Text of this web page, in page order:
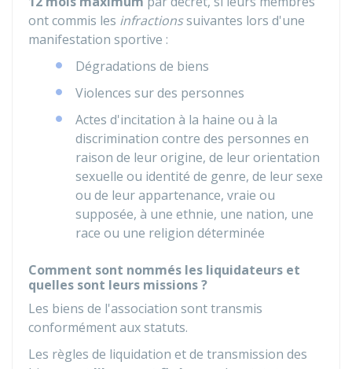
ont commis les infractionssuivantes lors d'une
manifestation sportive :
Dégradations de biens
Violences sur des personnes
Actes d'incitation à la haine ou à la
discrimination contre des personnes en
raison de leur origine, de leur orientation
sexuelle ou identité de genre, de leur sexe
ou de leur appartenance, vraie ou
supposée, à une ethnie, une nation, une
race ou une religion déterminée
Comment sont nommés les liquidateurs et
quelles sont leurs missions ?
Les biens de l'association sont transmis
conformément aux statuts.
Les règles de liquidation et de transmission des